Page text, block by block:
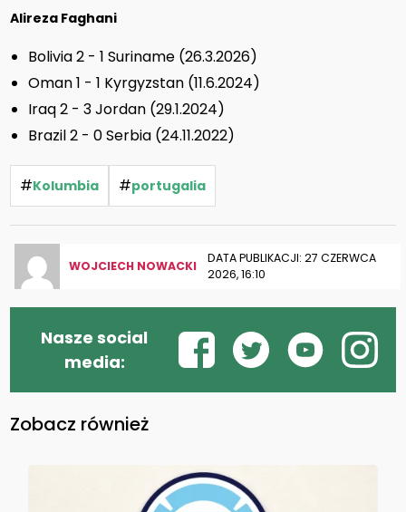
Alireza Faghani
Bolivia 2 - 1 Suriname (26.3.2026)
Oman 1 - 1 Kyrgyzstan (11.6.2024)
Iraq 2 - 3 Jordan (29.1.2024)
Brazil 2 - 0 Serbia (24.11.2022)
#Kolumbia #portugalia
WOJCIECH NOWACKI
DATA PUBLIKACJI: 27 CZERWCA
2026, 16:10
Nasze social
media:
Zobacz również